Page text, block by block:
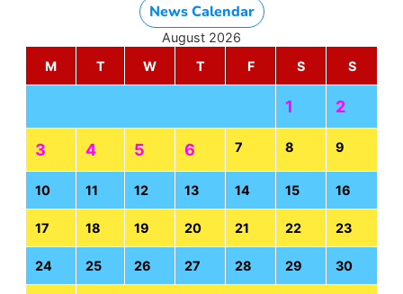
News Calendar
August 2026
M
T W T F S S
1 2
3 4 5 6 7 8 9
10 11 12 13 14 15 16
17 18 19 20 21 22 23
24 25 26 27 28 29 30